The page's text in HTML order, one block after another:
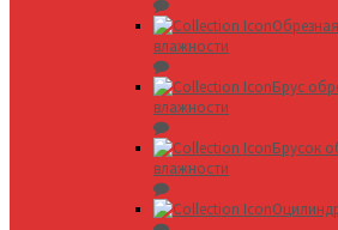
влажности
Брус
влажности
Брусок
влажности